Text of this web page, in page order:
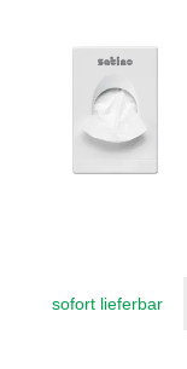
sofort lieferbar